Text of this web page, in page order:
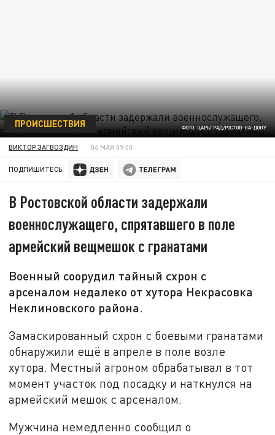
ФОТО: ЦАРЬГРАД/РОСТОВ-НА-ДОНУ
ПРОИСШЕСТВИЯ
ВИКТОР ЗАГВОЗДИН 06 МАЯ 09:00
ПОДПИШИТЕСЬ:
В Ростовской области задержали
военнослужащего, спрятавшего в поле
армейский вещмешок с гранатами
Военный соорудил тайный схрон с
арсеналом недалеко от хутора Некрасовка
Неклиновского района.
Замаскированный схрон с боевыми гранатами
обнаружили ещё в апреле в поле возле
хутора. Местный агроном обрабатывал в тот
момент участок под посадку и наткнулся на
армейский мешок с арсеналом.
Мужчина немедленно сообщил о